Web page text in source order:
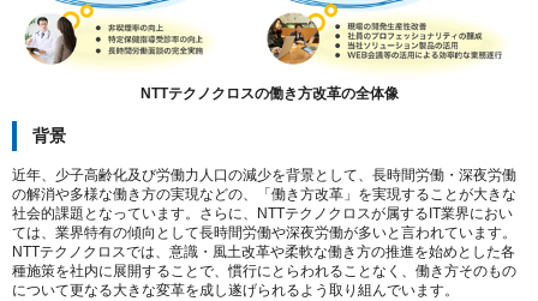
NTTテクノクロスの働き方改革の全体像
背景
近年、少子高齢化及び労働力人口の減少を背景として、長時間労働・深夜労働
の解消や多様な働き方の実現などの、「働き方改革」を実現することが大きな
社会的課題となっています。さらに、NTTテクノクロスが属するIT業界におい
ては、業界特有の傾向として長時間労働や深夜労働が多いと言われています。
NTTテクノクロスでは、意識・風土改革や柔軟な働き方の推進を始めとした各
種施策を社内に展開することで、慣行にとらわれることなく、働き方そのもの
について更なる大きな変革を成し遂げられるよう取り組んでいます。